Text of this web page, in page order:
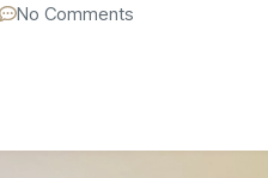
No Comments